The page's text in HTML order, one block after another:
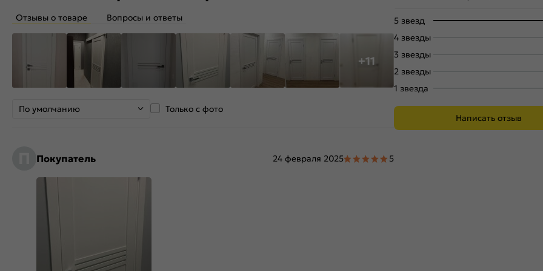
Отзывы о товаре Вопросы и ответы
+11
По умолчанию Только с фото
Покупатель 24 февраля 2025 5
5 звезд
4 звезды
3 звезды
2 звезды
1 звезда
Написать отзыв